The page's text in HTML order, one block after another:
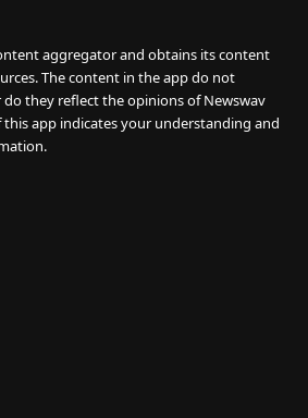
aggregator and obtains its content
The content in the app do not
they reflect the opinions of Newswav
this app indicates your understanding and